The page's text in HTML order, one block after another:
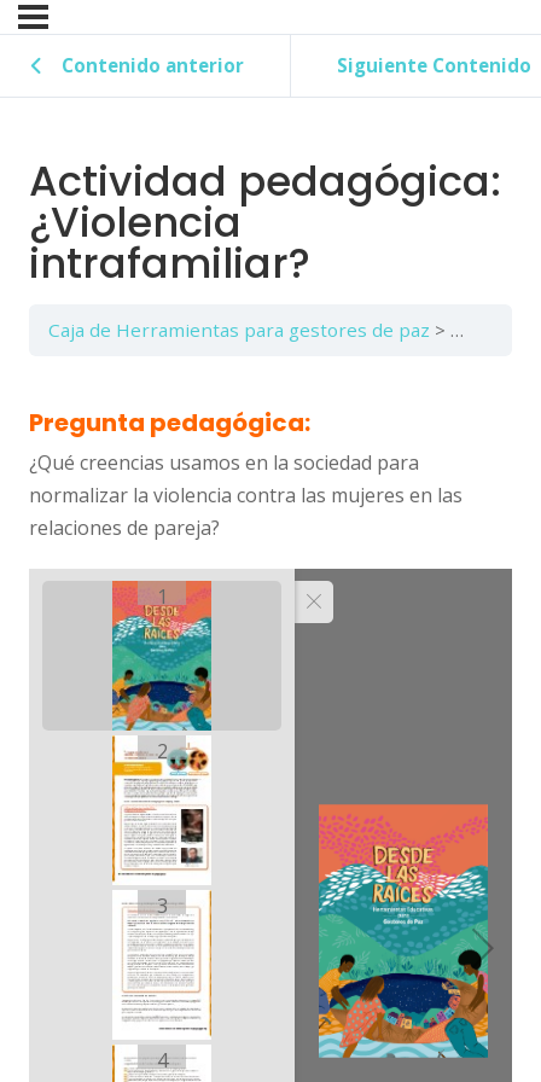
Contenido anterior Siguiente Contenido
Actividad pedagógica:
¿Violencia
intrafamiliar?
Caja de Herramientas para gestores de paz Tema A:
Pregunta pedagógica:
¿Qué creencias usamos en la sociedad para
normalizar la violencia contra las mujeres en las
relaciones de pareja?
1
2
3
4